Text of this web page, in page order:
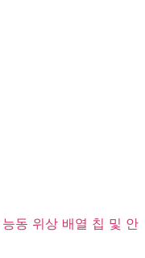
동 위상 배열 칩 및 안